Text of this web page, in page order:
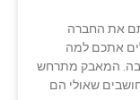
את החברה
אתכם למה
המאבק מתרחש
שאולי הם